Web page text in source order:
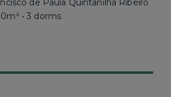
de Paula Quintanilha Ribeiro
• 3 dorms